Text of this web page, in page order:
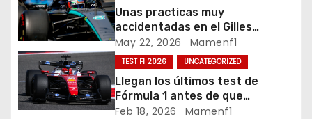
n
d
e
e
Unas practicas muy
accidentadas en el Gilles
Villeneuve deja a Fernando en
buena posición, ¿será real?… /
Crónica libes 1 GP Canadá
May 22, 2026 Mamenf1
TEST F1 2026 UNCATEGORIZED
Llegan los últimos test de
Fórmula 1 antes de que
comience la nueva temporada
Feb 18, 2026 Mamenf1